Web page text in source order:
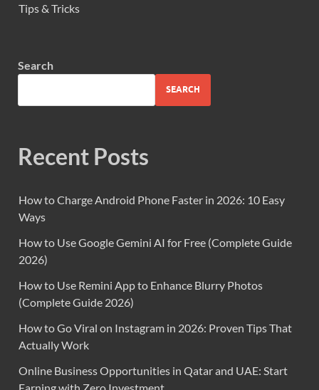
Tips & Tricks
Search
SEARCH
Recent Posts
How to Charge Android Phone Faster in 2026: 10 Easy
Ways
How to Use Google Gemini AI for Free (Complete Guide
2026)
How to Use Remini App to Enhance Blurry Photos
(Complete Guide 2026)
How to Go Viral on Instagram in 2026: Proven Tips That
Actually Work
Online Business Opportunities in Qatar and UAE: Start
Earning with Zero Investment